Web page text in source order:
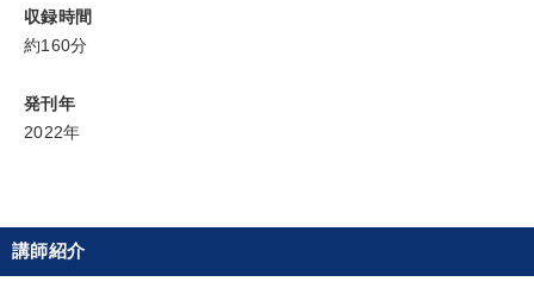
収録時間
約160分
発刊年
2022年
講師紹介